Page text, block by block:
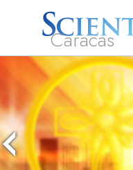
Caracas
L. Ronald
Hubbard
¿Qué es
Scientology?